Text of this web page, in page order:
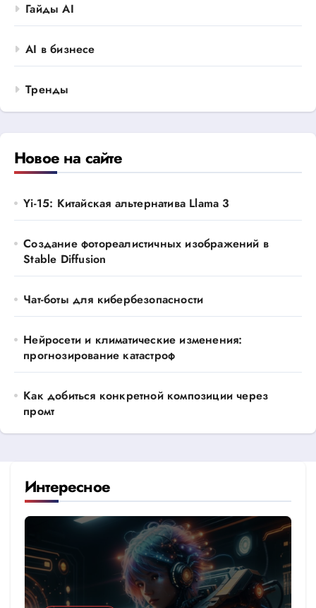
Гайды AI
AI в бизнесе
Тренды
Новое на сайте
Yi-15: Китайская альтернатива Llama 3
Создание фотореалистичных изображений в
Stable Diffusion
Чат-боты для кибербезопасности
Нейросети и климатические изменения:
прогнозирование катастроф
Как добиться конкретной композиции через
промт
Интересное